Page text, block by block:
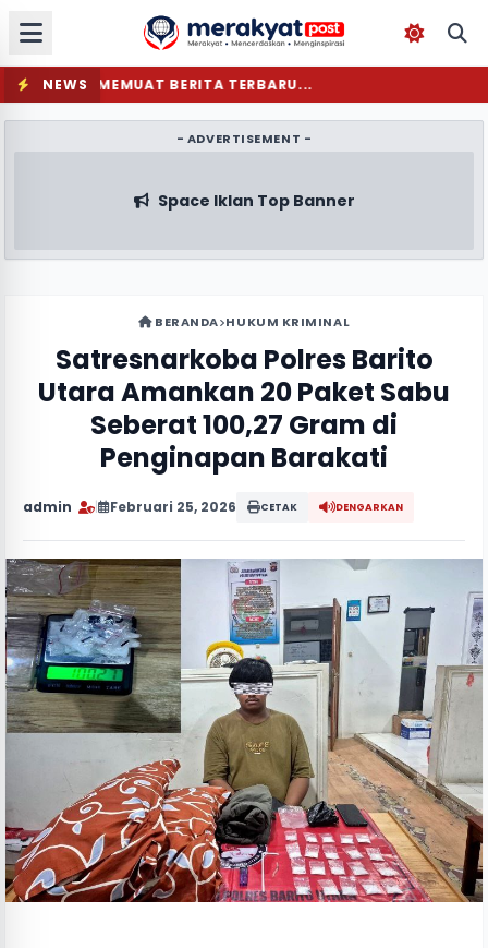
NEWS MEMUAT BERITA TERBARU...
- ADVERTISEMENT -
Space Iklan Top Banner
BERANDA HUKUM KRIMINAL
Satresnarkoba Polres Barito
Utara Amankan 20 Paket Sabu
Seberat 100,27 Gram di
Penginapan Barakati
admin Februari 25, 2026 CETAK DENGARKAN